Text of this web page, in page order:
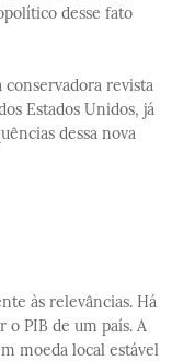
desse fato
revista
Estados Unidos, já
dessa nova
às relevâncias. Há
o PIB de um país. A
moeda local estável